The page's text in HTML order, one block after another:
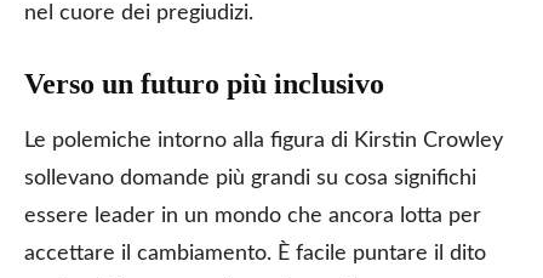
nel cuore dei pregiudizi.
Verso un futuro più inclusivo
Le polemiche intorno alla figura di Kirstin Crowley
sollevano domande più grandi su cosa significhi
essere leader in un mondo che ancora lotta per
accettare il cambiamento. È facile puntare il dito